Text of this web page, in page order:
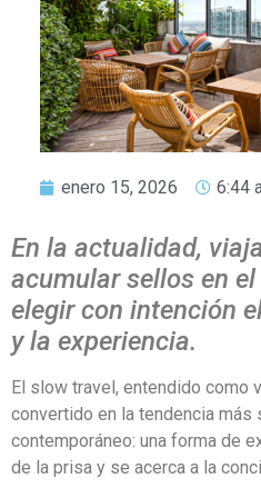
enero 15, 2026 6:44
En la actualidad,
acumular sellos en
elegir con intención
y la experiencia.
El slow travel, entendido como
convertido en la tendencia
contemporáneo: una forma de
de la prisa y se acerca a la